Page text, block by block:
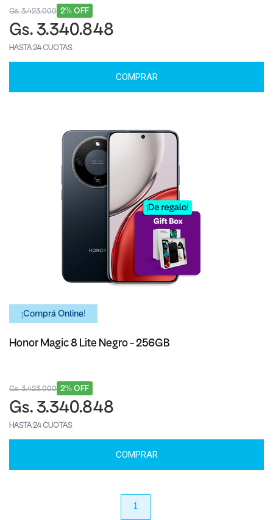
2% OFF
Gs. 3.423.000
Gs. 3.340.848
HASTA 24 CUOTAS
COMPRAR
¡Comprá Online!
Honor Magic 8 Lite Negro - 256GB
2% OFF
Gs. 3.423.000
Gs. 3.340.848
HASTA 24 CUOTAS
COMPRAR
1